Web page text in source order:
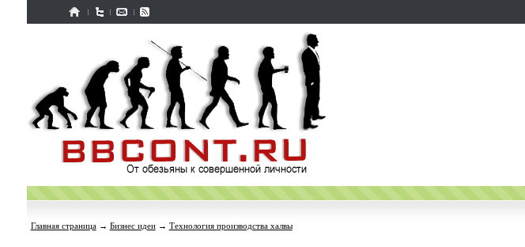
Главная страница→ Бизнес идеи→ Технология производства халвы